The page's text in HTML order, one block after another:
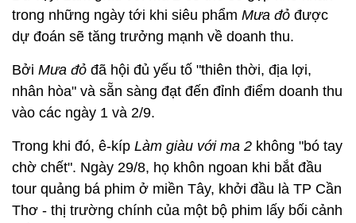
trong những ngày tới khi siêu phẩm Mưa đỏ được
dự đoán sẽ tăng trưởng mạnh về doanh thu.
Bởi Mưa đỏ đã hội đủ yếu tố "thiên thời, địa lợi,
nhân hòa" và sẵn sàng đạt đến đỉnh điểm doanh thu
vào các ngày 1 và 2/9.
Trong khi đó, ê-kíp Làm giàu với ma 2 không "bó tay
chờ chết". Ngày 29/8, họ khôn ngoan khi bắt đầu
tour quảng bá phim ở miền Tây, khởi đầu là TP Cần
Thơ - thị trường chính của một bộ phim lấy bối cảnh